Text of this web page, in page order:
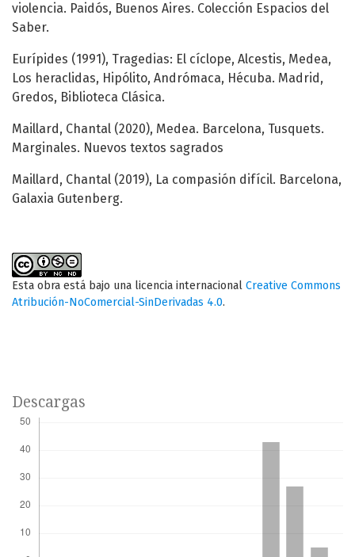
violencia. Paidós, Buenos Aires. Colección Espacios del
Saber.
Eurípides (1991), Tragedias: El cíclope, Alcestis, Medea,
Los heraclidas, Hipólito, Andrómaca, Hécuba. Madrid,
Gredos, Biblioteca Clásica.
Maillard, Chantal (2020), Medea. Barcelona, Tusquets.
Marginales. Nuevos textos sagrados
Maillard, Chantal (2019), La compasión difícil. Barcelona,
Galaxia Gutenberg.
Esta obra está bajo una licencia internacional Creative Commons
Atribución-NoComercial-SinDerivadas 4.0.
Descargas